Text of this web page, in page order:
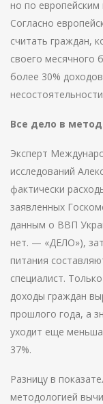
но по
Согласно
считать граждан,
своего месячного
более 30%
Все дело в
Эксперт
исследований
фактически
заявленных
данным о ВВП
нет. — «ДЕЛО»),
питания
специалист.
доходы граждан
прошлого года, а
уходит еще
37%.
Разницу в
методологией